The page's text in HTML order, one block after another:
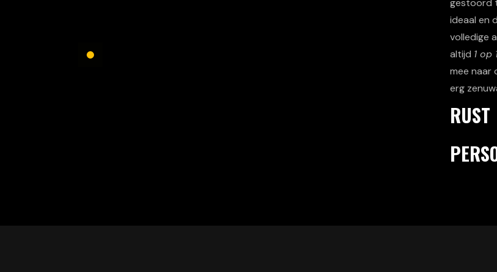
gestoord
ideaal en
volledige
altijd 1 op
mee naar
erg
RUST